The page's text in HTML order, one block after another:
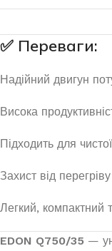
✅ Переваги:
Надійний двигун
Висока
Підходить для
Захист від перегріву
Легкий, компактний
EDON Q750/35 —